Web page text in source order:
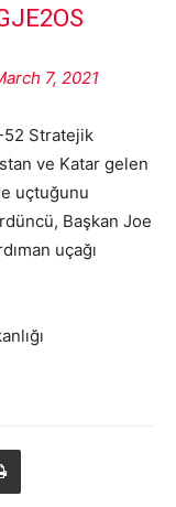
7, 2021
52 Stratejik
ve Katar gelen
uçtuğunu
Başkan Joe
uçağı